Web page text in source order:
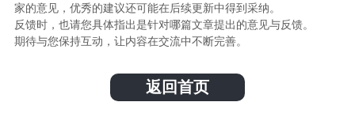
家的意见，优秀的建议还可能在后续更新中得到采纳。
反馈时，也请您具体指出是针对哪篇文章提出的意见与反馈。
期待与您保持互动，让内容在交流中不断完善。
返回首页